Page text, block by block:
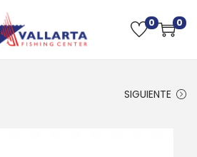
0 0
SIGUIENTE